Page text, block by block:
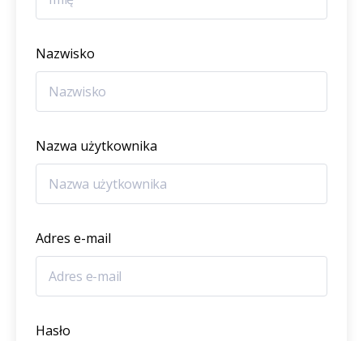
Nazwisko
Nazwa użytkownika
Adres e-mail
Hasło